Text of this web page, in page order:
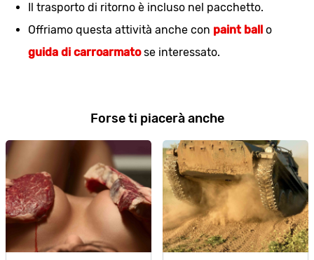
Il trasporto di ritorno è incluso nel pacchetto.
Offriamo questa attività anche con paint ball o
guida di carroarmatose interessato.
Forse ti piacerà anche